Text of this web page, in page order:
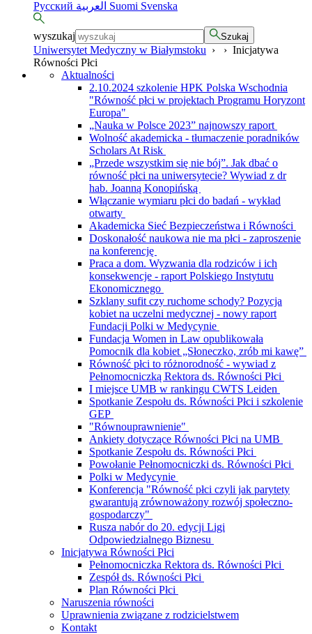
Русский Suomi Svenska
wyszukaj Szukaj
Uniwersytet Medyczny w Białymstoku › › Inicjatywa
Równości Płci
Aktualności
2.10.2024 szkolenie HPK Polska Wschodnia
"Równość płci w projektach Programu Horyzont
Europa"
„Nauka w Polsce 2023” najnowszy raport
Wolność akademicka - tłumaczenie poradników
Scholars At Risk
„Przede wszystkim się nie bój”. Jak dbać o
równość płci na uniwersytecie? Wywiad z dr
hab. Joanną Konopińską
Włączanie wymiaru płci do badań - wykład
otwarty
Akademicka Sieć Bezpieczeństwa i Równości
Doskonałość naukowa nie ma płci - zaproszenie
na konferencję
Praca a dom. Wyzwania dla rodziców i ich
konsekwencje - raport Polskiego Instytutu
Ekonomicznego
Szklany sufit czy ruchome schody? Pozycja
kobiet na uczelni medycznej - nowy raport
Fundacji Polki w Medycynie
Fundacja Women in Law opublikowała
Pomocnik dla kobiet „Słoneczko, zrób mi kawę”
Równość płci to różnorodność - wywiad z
Pełnomocniczką Rektora ds. Równości Płci
I miejsce UMB w rankingu CWTS Leiden
Spotkanie Zespołu ds. Równości Płci i szkolenie
GEP
"Równouprawnienie"
Ankiety dotyczące Równości Płci na UMB
Spotkanie Zespołu ds. Równości Płci
Powołanie Pełnomocniczki ds. Równości Płci
Polki w Medycynie
Konferencja "Równość płci czyli jak parytety
gwarantują zrównoważony rozwój społeczno-
gospodarczy"
Rusza nabór do 20. edycji Ligi
Odpowiedzialnego Biznesu
Inicjatywa Równości Płci
Pełnomocniczka Rektora ds. Równości Płci
Zespół ds. Równości Płci
Plan Równości Płci
Naruszenia równości
Uprawnienia związane z rodzicielstwem
Kontakt